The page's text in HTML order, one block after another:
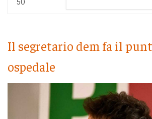
Il segretario dem fa il
ospedale